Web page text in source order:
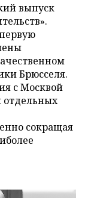
выпуск
Брюсселя.
с Москвой
отдельных
сокращая